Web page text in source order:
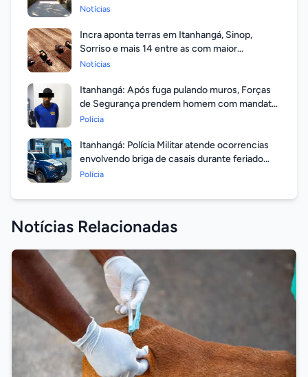
Notícias
Incra aponta terras em Itanhangá, Sinop,
Sorriso e mais 14 entre as com maior
valorização
Notícias
Itanhangá: Após fuga pulando muros, Forças
de Segurança prendem homem com mandato
em aberto por homicídio
Polícia
Itanhangá: Polícia Militar atende ocorrencias
envolvendo briga de casais durante feriado
prolongado
Polícia
Notícias Relacionadas